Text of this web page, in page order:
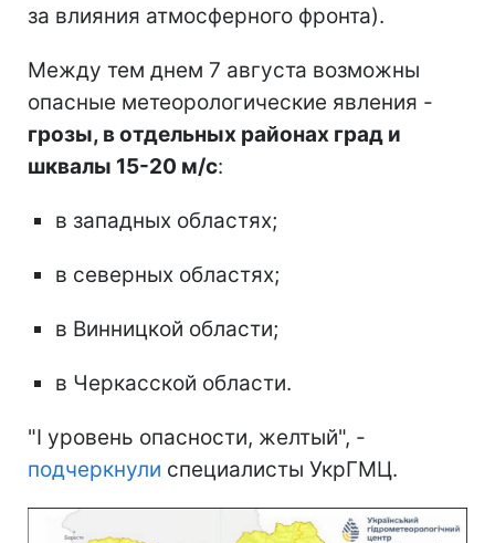
за влияния атмосферного фронта).
Между тем днем 7 августа возможны
опасные метеорологические явления -
грозы, в отдельных районах град и
шквалы 15-20 м/с:
в западных областях;
в северных областях;
в Винницкой области;
в Черкасской области.
"І уровень опасности, желтый", -
подчеркнули специалисты УкрГМЦ.